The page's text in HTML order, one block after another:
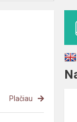
Plačiau